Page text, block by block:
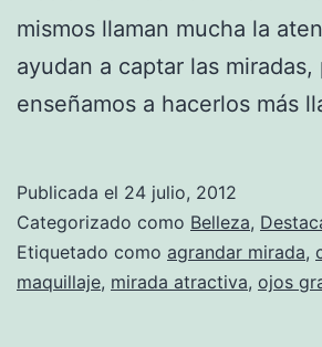
mismos llaman mucha la
ayudan a captar las
enseñamos a hacerlos más
Publicada el 24 julio, 2012
Categorizado como Belleza,
Etiquetado como agrandar mirada,
maquillaje, mirada atractiva, ojos